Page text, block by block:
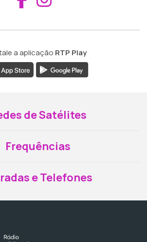
a aplicação RTP Play
de Satélites
Frequências
e Telefones